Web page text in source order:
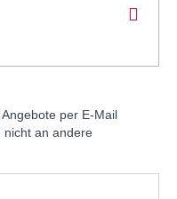
per E-Mail
nicht an andere